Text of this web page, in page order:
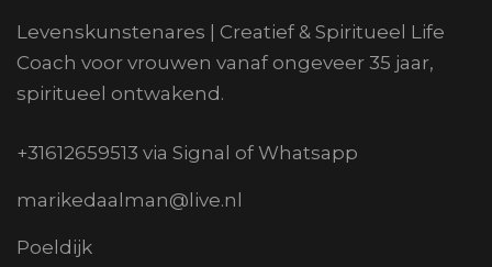
Levenskunstenares | Creatief & Spiritueel Life
Coach voor vrouwen vanaf ongeveer 35 jaar,
spiritueel ontwakend.
+31612659513 via Signal of Whatsapp
marikedaalman@live.nl
Poeldijk